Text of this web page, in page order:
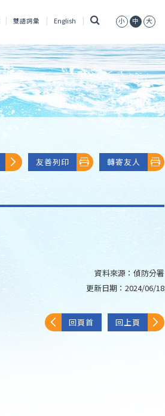
雙語詞彙 English 小 中 大
友善列印 轉寄友人
資料來源： 偵防分署
更新日期： 2024/06/18
回頁首 回上頁